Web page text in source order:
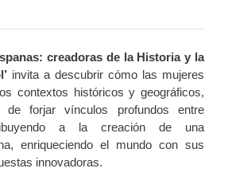
creadoras de la Historia y la
invita a descubrir cómo las mujeres
contextos históricos y geográficos,
de forjar vínculos profundos entre
a la creación de una
enriqueciendo el mundo con sus
innovadoras.